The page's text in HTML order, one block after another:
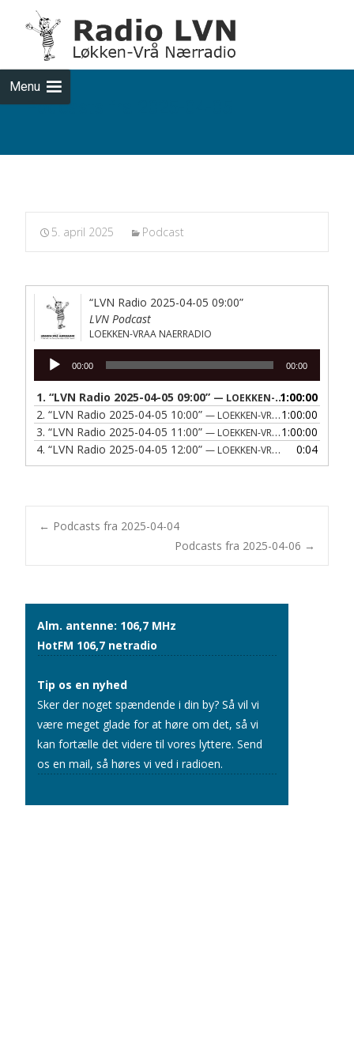
Menu
Podcasts fra 2025-04-05
5. april 2025 Podcast
“LVN Radio 2025-04-05 09:00”
LVN Podcast
LOEKKEN-VRAA NAERRADIO
Lydafspiller
00:00 00:00
1. “LVN Radio 2025-04-05 09:00” — LOEKKEN-VRAA NAERRADIO 1:00:00
2. “LVN Radio 2025-04-05 10:00” — LOEKKEN-VRAA NAERRADIO
1:00:00
3. “LVN Radio 2025-04-05 11:00” — LOEKKEN-VRAA NAERRADIO
1:00:00
4. “LVN Radio 2025-04-05 12:00” — LOEKKEN-VRAA NAERRADIO 0:04
Post
← Podcasts fra 2025-04-04
Podcasts fra 2025-04-06 →
Alm. antenne: 106,7 MHz
HotFM 106,7 netradio
Tip os en nyhed
Sker der noget spændende i din by? Så vil vi
være meget glade for at høre om det, så vi
kan fortælle det videre til vores lyttere. Send
os en mail, så høres vi ved i radioen.